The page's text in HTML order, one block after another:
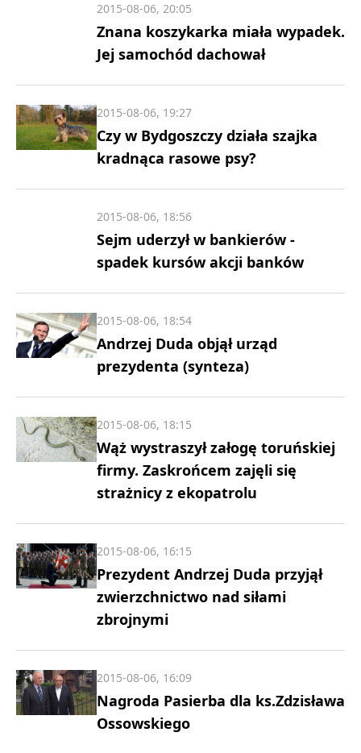
Znana koszykarka miała wypadek.
Jej samochód dachował
2015-08-06, 20:05
Czy w Bydgoszczy działa szajka
kradnąca rasowe psy?
2015-08-06, 19:27
Sejm uderzył w bankierów -
spadek kursów akcji banków
2015-08-06, 18:56
Andrzej Duda objął urząd
prezydenta (synteza)
2015-08-06, 18:54
Wąż wystraszył załogę toruńskiej
firmy. Zaskrońcem zajęli się
strażnicy z ekopatrolu
2015-08-06, 18:15
Prezydent Andrzej Duda przyjął
zwierzchnictwo nad siłami
zbrojnymi
2015-08-06, 16:15
Nagroda Pasierba dla ks.Zdzisława
Ossowskiego
2015-08-06, 16:09